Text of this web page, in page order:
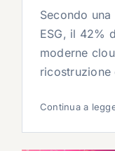
Secondo
ESG, il 42%
moderne
ricostruzione
Continua a